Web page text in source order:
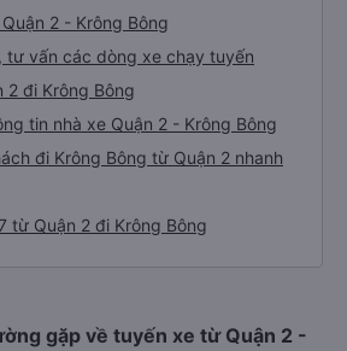
2 - Krông Bông
tư vấn các dòng xe chạy tuyến
2 đi Krông Bông
tin nhà xe Quận 2 - Krông Bông
đi Krông Bông từ Quận 2 nhanh
từ Quận 2 đi Krông Bông
gặp về tuyến xe từ Quận 2 -